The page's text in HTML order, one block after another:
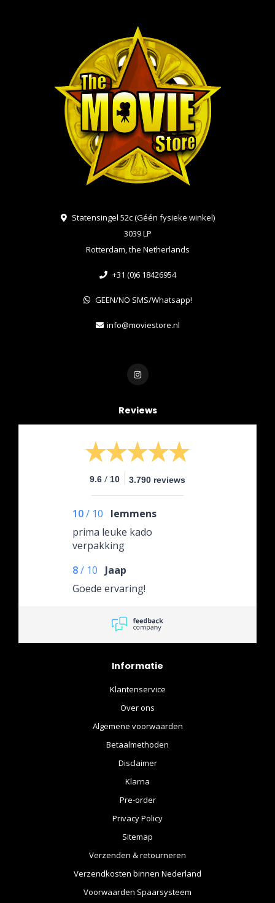
Statensingel 52c (Géén fysieke winkel)
3039 LP
Rotterdam, the Netherlands
+31 (0)6 18426954
GEEN/NO SMS/Whatsapp!
info@moviestore.nl
Reviews
9.6 / 10 3.790 reviews
10/ 10
lemmens
prima leuke kado
verpakking
8/ 10
Jaap
Goede ervaring!
Informatie
Klantenservice
Over ons
Algemene voorwaarden
Betaalmethoden
Disclaimer
Klarna
Pre-order
Privacy Policy
Sitemap
Verzenden & retourneren
Verzendkosten binnen Nederland
Voorwaarden Spaarsysteem